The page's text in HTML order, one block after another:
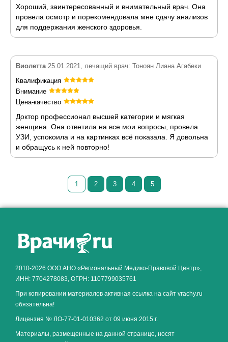
Хороший, заинтересованный и внимательный врач. Она
провела осмотр и порекомендовала мне сдачу анализов
для поддержания женского здоровья.
Виолетта25.01.2021, лечащий врач: Тоноян Лиана Агабеки
Квалификация
Внимание
Цена-качество
Доктор профессионал высшей категории и мягкая
женщина. Она ответила на все мои вопросы, провела
УЗИ, успокоила и на картинках всё показала. Я довольна
и обращусь к ней повторно!
1 2 3 4 5
2010-2026 ООО АНО «Региональный Медико-Правовой Центр»,
ИНН: 7704278083, ОГРН: 1107799035761
При копировании материалов активная ссылка на сайт vrachy.ru
обязательна!
Лицензия № ЛО-77-01-010362 от 09 июня 2015 г.
Материалы, размещенные на данной странице, носят